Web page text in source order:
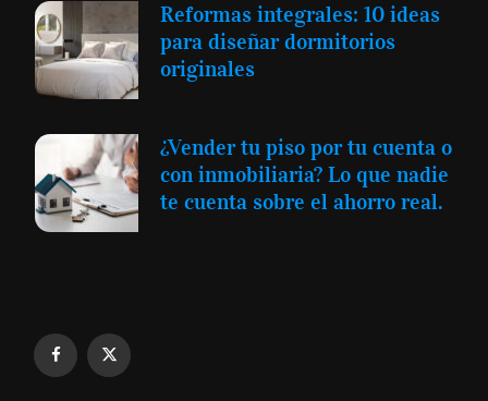
Reformas integrales: 10 ideas
para diseñar dormitorios
originales
¿Vender tu piso por tu cuenta o
con inmobiliaria? Lo que nadie
te cuenta sobre el ahorro real.